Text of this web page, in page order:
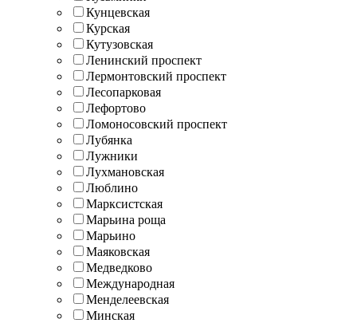
Кунцевская
Курская
Кутузовская
Ленинский проспект
Лермонтовский проспект
Лесопарковая
Лефортово
Ломоносовский проспект
Лубянка
Лужники
Лухмановская
Люблино
Марксистская
Марьина роща
Марьино
Маяковская
Медведково
Международная
Менделеевская
Минская